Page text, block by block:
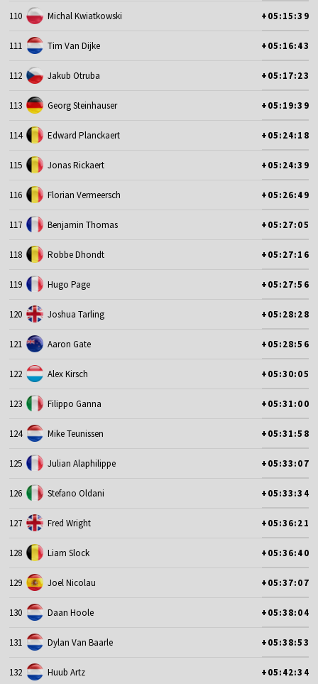
110 Michal Kwiatkowski +05:15:39
111 Tim Van Dijke +05:16:43
112 Jakub Otruba +05:17:23
113 Georg Steinhauser +05:19:39
114 Edward Planckaert +05:24:18
115 Jonas Rickaert +05:24:39
116 Florian Vermeersch +05:26:49
117 Benjamin Thomas +05:27:05
118 Robbe Dhondt +05:27:16
119 Hugo Page +05:27:56
120 Joshua Tarling +05:28:28
121 Aaron Gate +05:28:56
122 Alex Kirsch +05:30:05
123 Filippo Ganna +05:31:00
124 Mike Teunissen +05:31:58
125 Julian Alaphilippe +05:33:07
126 Stefano Oldani +05:33:34
127 Fred Wright +05:36:21
128 Liam Slock +05:36:40
129 Joel Nicolau +05:37:07
130 Daan Hoole +05:38:04
131 Dylan Van Baarle +05:38:53
132 Huub Artz +05:42:34